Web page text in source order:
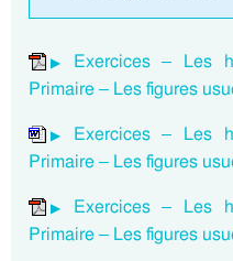
Exercices – Les
Primaire – Les figures
Exercices – Les
Primaire – Les figures
Exercices – Les
Primaire – Les figures